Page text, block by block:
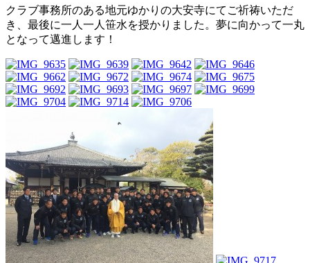
クラブ事務所のある地元ゆかりの大安寺にてご祈祷いただ
き、最後に一人一人笹水を授かりました。夢に向かって一丸
となって邁進します！